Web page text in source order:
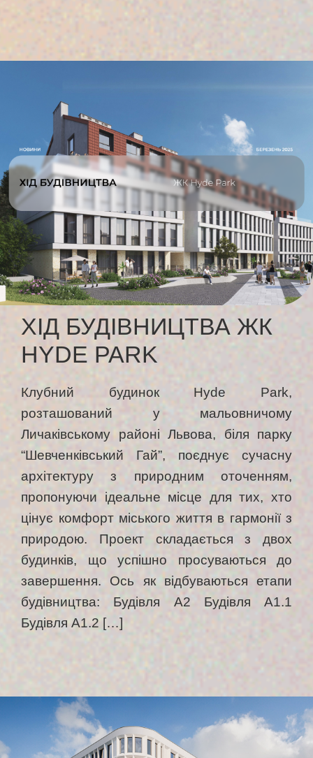
ХІД БУДІВНИЦТВА ЖК
HYDE PARK
Клубний будинок Hyde Park,
розташований у мальовничому
Личаківському районі Львова, біля парку
“Шевченківський Гай”, поєднує сучасну
архітектуру з природним оточенням,
пропонуючи ідеальне місце для тих, хто
цінує комфорт міського життя в гармонії з
природою. Проект складається з двох
будинків, що успішно просуваються до
завершення. Ось як відбуваються етапи
будівництва: Будівля А2 Будівля А1.1
Будівля А1.2 […]